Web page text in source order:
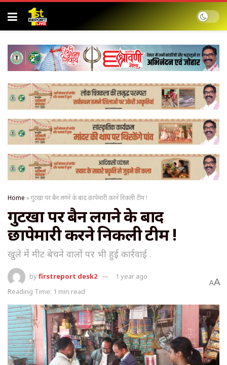
Home »गुटखा पर बैन लगने के बाद छापेमारी करने निकली टीम !
गुटखा पर बैन लगने के बाद
छापेमारी करने निकली टीम !
खुले में मीट बेचने वालों पर भी हुई कार्रवाई .
byfirstreport desk2
1 year ago
Reading Time: 1 min read
AA